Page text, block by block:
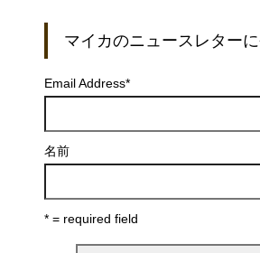
マイカのニュースレター
Email Address*
名前
* = required field